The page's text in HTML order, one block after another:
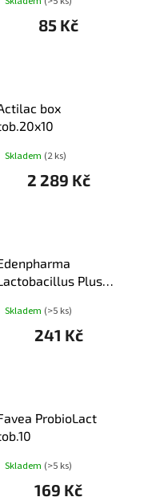
85 Kč
box
Skladem (2 ks)
2 289 Kč
Plus
Skladem (>5 ks)
241 Kč
ProbioLact
Skladem (>5 ks)
169 Kč